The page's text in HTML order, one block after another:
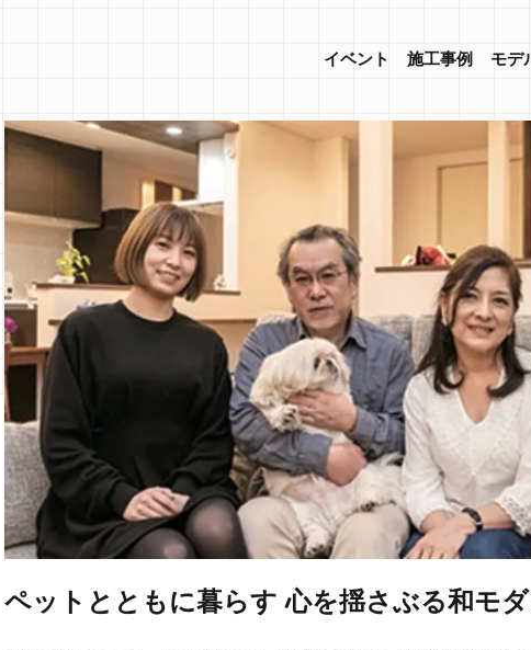
イベント 施工事例 モデ
ペットとともに暮らす 心を揺さぶる和モ